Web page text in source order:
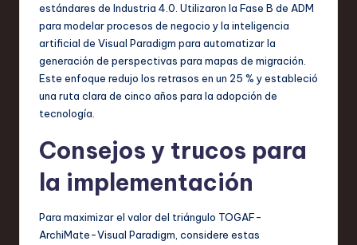
estándares de Industria 4.0. Utilizaron la Fase B de ADM
para modelar procesos de negocio y la inteligencia
artificial de Visual Paradigm para automatizar la
generación de perspectivas para mapas de migración.
Este enfoque redujo los retrasos en un 25 % y estableció
una ruta clara de cinco años para la adopción de
tecnología.
Consejos y trucos para
la implementación
Para maximizar el valor del triángulo TOGAF-
ArchiMate-Visual Paradigm, considere estas